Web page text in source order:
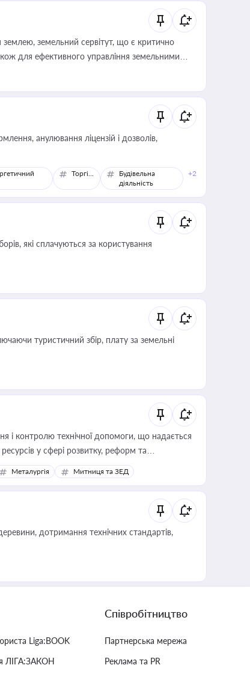
землею, земельний сервітут, що є критично
для ефективного управління земельними
анулювання ліцензій і дозволів,
Торгівля
Будівельна
діяльність
+2
які сплачуються за користування
туристичний збір, плату за земельні
і контролю технічної допомоги, що надається
у сфері розвитку, реформ та
Металургія Митниця та ЗЕД
дотримання технічних стандартів,
Liga:BOOK
ЛІГА:ЗАКОН
Співробітництво
Партнерська мережа
Реклама та PR